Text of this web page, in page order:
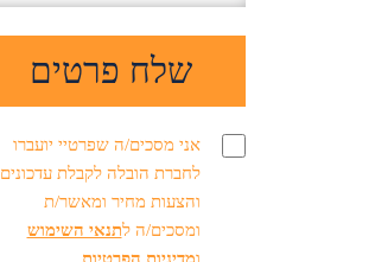
אני מסכים/ה שפרטיי יועברו
לחברת הובלה לקבלת עדכונים
והצעות מחיר ומאשר/ת
ומסכים/ה לתנאי השימוש